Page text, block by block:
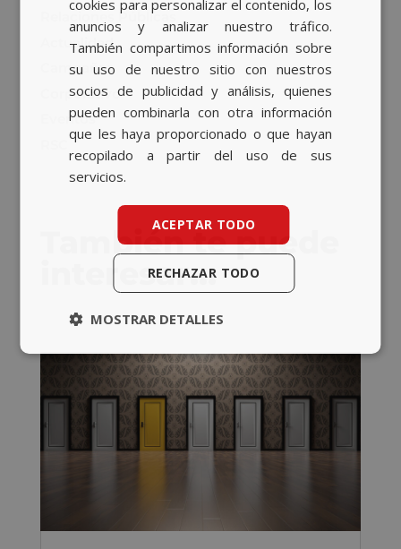
Relaciones Públicas
Actualidad
Campañas
Corporativo
Eventos
También te puede
interesar…
cookies para personalizar el contenido, los
anuncios y analizar nuestro tráfico.
También compartimos información sobre
su uso de nuestro sitio con nuestros
socios de publicidad y análisis, quienes
pueden combinarla con otra información
que les haya proporcionado o que hayan
recopilado a partir del uso de sus
servicios.
ACEPTAR TODO
RECHAZAR TODO
MOSTRAR DETALLES